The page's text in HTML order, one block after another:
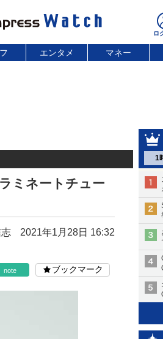
エンタメ マネー
1
ミネートチュー
2021年1月28日 16:32
note ブックマーク